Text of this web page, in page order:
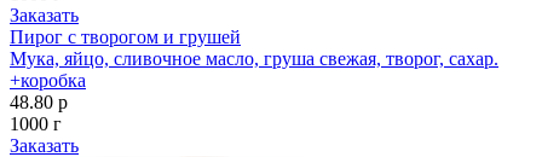
Заказать
Пирог с творогом и грушей
Мука, яйцо, сливочное масло, груша свежая, творог, сахар.
+коробка
48.80 р
1000 г
Заказать